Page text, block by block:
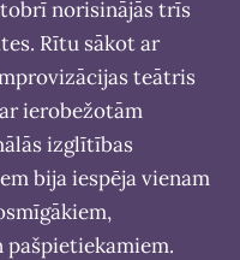
norisinājās trīs
Rītu sākot ar
teātris
ierobežotām
izglītības
bija iespēja vienam